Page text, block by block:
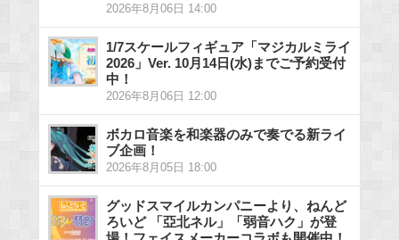
2026年8月06日 14:00
1/7スケールフィギュア「マジカルミライ
2026」Ver. 10月14日(水)までご予約受付
中！
2026年8月06日 12:00
ボカロ音楽を和楽器のみで奏でる新ライ
ブ企画！
2026年8月05日 18:00
グッドスマイルカンパニーより、ねんど
ろいど 「亞北ネル」「弱音ハク」が登